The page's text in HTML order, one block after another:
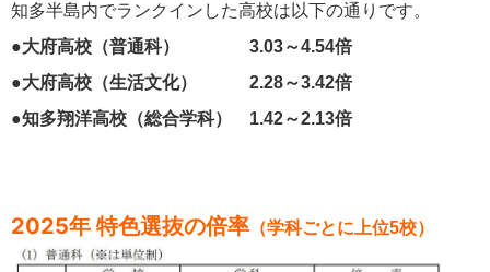
知多半島内でランクインした高校は以下の通りです。
●大府高校（普通科） 3.03～4.54倍
●大府高校（生活文化） 2.28～3.42倍
●知多翔洋高校（総合学科） 1.42～2.13倍
2025年 特色選抜の倍率 （学科ごとに上位5校）